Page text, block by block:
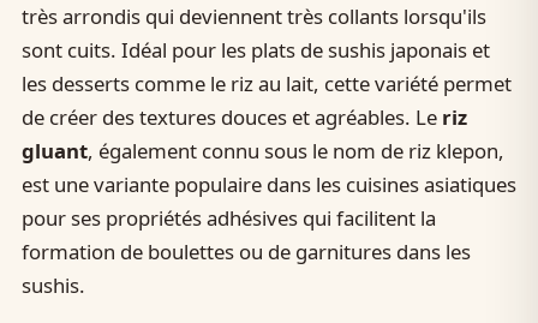
très arrondis qui deviennent très collants lorsqu'ils
sont cuits. Idéal pour les plats de sushis japonais et
les desserts comme le riz au lait, cette variété permet
de créer des textures douces et agréables. Le riz
gluant, également connu sous le nom de riz klepon,
est une variante populaire dans les cuisines asiatiques
pour ses propriétés adhésives qui facilitent la
formation de boulettes ou de garnitures dans les
sushis.